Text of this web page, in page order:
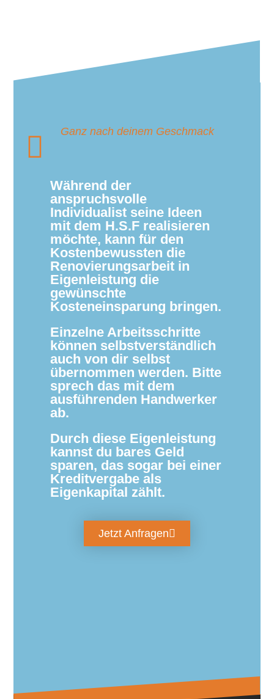
Ganz nach deinem Geschmack
Während der
anspruchsvolle
Individualist seine Ideen
mit dem H.S.F realisieren
möchte, kann für den
Kostenbewussten die
Renovierungsarbeit in
Eigenleistung die
gewünschte
Kosteneinsparung bringen.
Einzelne Arbeitsschritte
können selbstverständlich
auch von dir selbst
übernommen werden. Bitte
sprech das mit dem
ausführenden Handwerker
ab.
Durch diese Eigenleistung
kannst du bares Geld
sparen, das sogar bei einer
Kreditvergabe als
Eigenkapital zählt.
Jetzt Anfragen